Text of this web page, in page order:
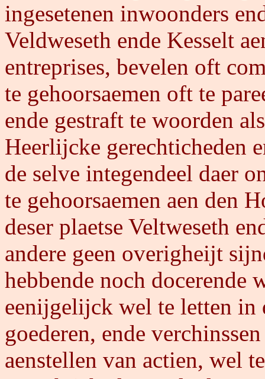
ingesetenen inwoonders
Veldweseth ende Kesselt
entreprises, bevelen oft
te gehoorsaemen oft te
ende gestraft te woorden
Heerlijcke gerechticheden
de selve integendeel daer
te gehoorsaemen aen den
deser plaetse Veltweseth
andere geen overigheijt
hebbende noch docerende
eenijgelijck wel te letten in
goederen, ende
aenstellen van actien, wel